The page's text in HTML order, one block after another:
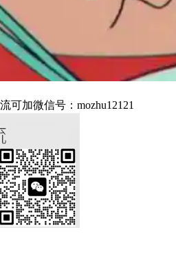
可加微信号：mozhu12121